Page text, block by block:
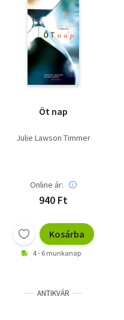
Öt nap
Julie Lawson Timmer
Online ár:
940 Ft
Kosárba
4 - 6 munkanap
ANTIKVÁR